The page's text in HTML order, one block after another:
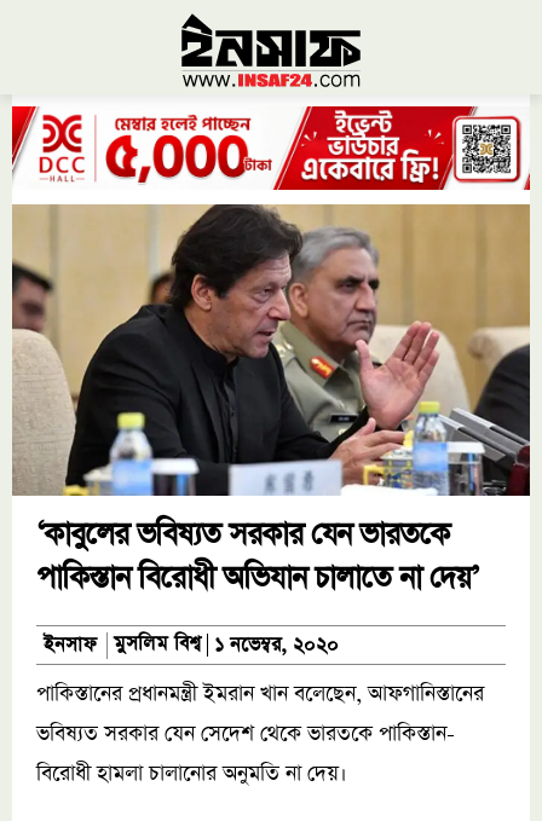
‘কাবুলের ভবিষ্যত সরকার যেন ভারতকে
পাকিস্তান বিরোধী অভিযান চালাতে না দেয়’
ইনসাফ মুসলিম বিশ্ব ১ নভেম্বর, ২০২০
পাকিস্তানের প্রধানমন্ত্রী ইমরান খান বলেছেন, আফগানিস্তানের
ভবিষ্যত সরকার যেন সেদেশ থেকে ভারতকে পাকিস্তান-
বিরোধী হামলা চালানোর অনুমতি না দেয়।